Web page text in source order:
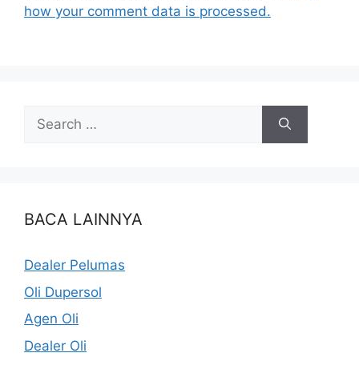
how your comment data is processed.
BACA LAINNYA
Dealer Pelumas
Oli Dupersol
Agen Oli
Dealer Oli